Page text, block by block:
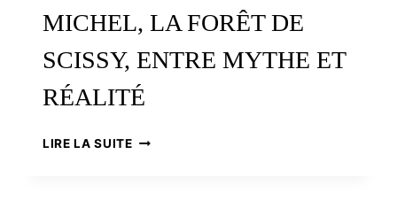
MICHEL, LA FORÊT DE
SCISSY, ENTRE MYTHE ET
RÉALITÉ
LIRE LA SUITEEN